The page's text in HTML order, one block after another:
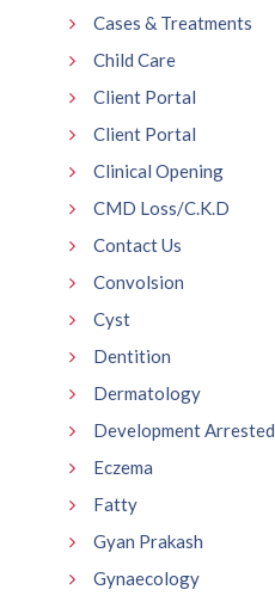
Cases & Treatments
Child Care
Client Portal
Client Portal
Clinical Opening
CMD Loss/C.K.D
Contact Us
Convolsion
Cyst
Dentition
Dermatology
Development Arrested
Eczema
Fatty
Gyan Prakash
Gynaecology